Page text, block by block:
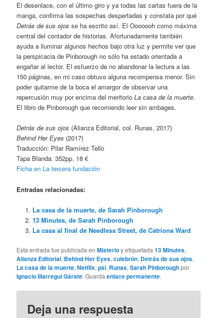
El desenlace, con el último giro y ya todas las cartas fuera de la
manga, confirma las sospechas despertadas y constata por qué
Detrás de sus ojos se ha escrito así. El Ooooooh como máxima
central del contador de historias. Afortunadamente también
ayuda a iluminar algunos hechos bajo otra luz y permite ver que
la perspicacia de Pinborough no sólo ha estado orientada a
engañar al lector. El esfuerzo de no abandonar la lectura a las
150 páginas, en mi caso obtuvo alguna recompensa menor. Sin
poder quitarme de la boca el amargor de observar una
repercusión muy por encima del meritorioLa casa de la muerte.
El libro de Pinborough que recomiendo leer sin ambages.
Detrás de sus ojos (Alianza Editorial, col. Runas, 2017)
Behind Her Eyes (2017)
Traducción: Pilar Ramírez Tello
Tapa Blanda. 352pp. 18 €
Ficha en La tercera fundación
Entradas relacionadas:
La casa de la muerte, de Sarah Pinborough
13 Minutes, de Sarah Pinborough
La casa al final de Needless Street, de Catriona Ward
Esta entrada fue publicada enMisterioy etiquetada13 Minutes,
Alianza Editorial, Behind Her Eyes,culebrón, Detrás de sus ojos,
La casa de la muerte,Netflix,psi, Runas,Sarah Pinboroughpor
Ignacio Illarregui Gárate. Guardaenlace permanente.
Deja una respuesta